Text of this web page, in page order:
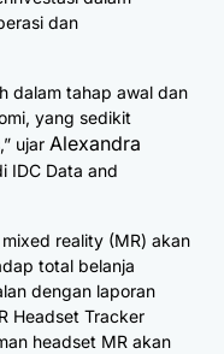
dan
dalam tahap awal dan
yang sedikit
ujar Alexandra
IDC Data and
reality (MR) akan
total belanja
dengan laporan
Headset Tracker
headset MR akan